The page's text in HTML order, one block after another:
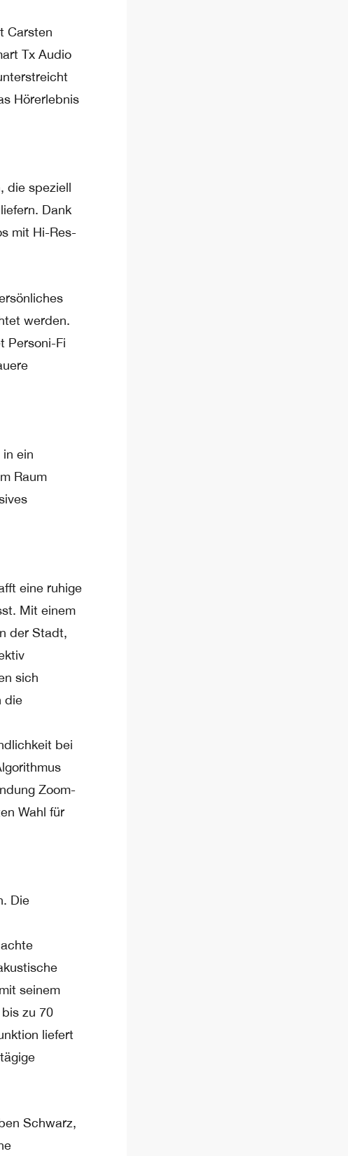
Carsten
Tx Audio
Hörerlebnis
die speziell
Dank
mit Hi-Res-
werden.
Personi-Fi
ein
Raum
eine ruhige
Mit einem
der Stadt,
sich
die
bei
Zoom-
Wahl für
Die
seinem
zu 70
liefert
Schwarz,